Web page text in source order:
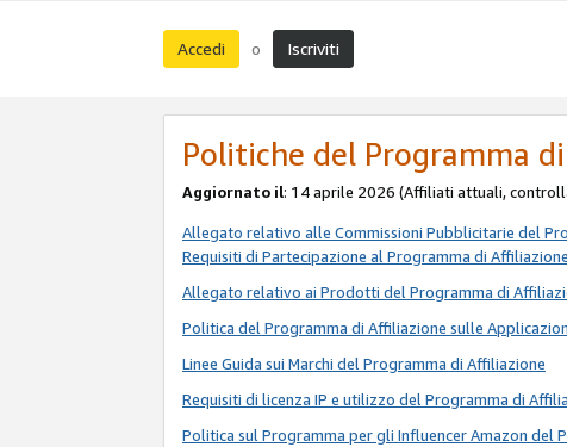
Accedi o Iscriviti
Politiche del Programma
Aggiornato il: 14 aprile 2026 (Affiliati attuali,
Allegato relativo alle Commissioni Pubblicitarie del
Requisiti di Partecipazione al Programma di Affiliazione
Allegato relativo ai Prodotti del Programma di
Politica del Programma di Affiliazione sulle
Linee Guida sui Marchi del Programma di Affiliazione
Requisiti di licenza IP e utilizzo del Programma di
Politica sul Programma per gli Influencer Amazon del